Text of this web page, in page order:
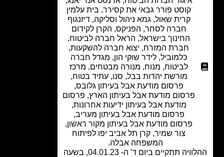
קוסט פורר גבאי את קסירר, בית עלמין
קרית שאול,גמא ניהול וסליקה,דיזנגוף
חברה לסחר, הפניקס ,הקרן לקידום
החינוך בישראל ,הראל חברה לביטוח,
חברת המזרח,יצוא חברה להשקעות,
כלמוביל,לידר שוקי הון ,מגדל חברה
לביטוח
,מנוח,מנורה מבטחים,מרכז
מורשת יהדות בבל,סנו,עתיד בטוח,
פרסום מודעת אבל בעיתון גלובס,
פרסום מודעת אבל בעיתון הארץ,פרסום
מודעת אבל בעיתון ידיעות אחרונות,
פרסום מודעת אבל בעיתון מעריב,
פרסום מודעת אבל בעיתון מקור ראשון,
צור שמיר,קרן תל אביב יפו לפיתוח
המשפחה אבלה.
ההלוויה תתקיים ביום ד' ה- 04.01.23, בשעה